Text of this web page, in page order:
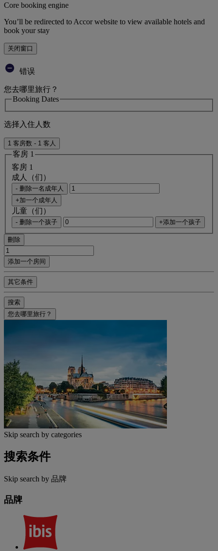
Core booking engine
You’ll be redirected to Accor website to view available hotels and
book your stay
关闭窗口
错误
您去哪里旅行？
Booking Dates
选择入住人数
1 客房数 - 1 客人
客房 1
客房 1
成人（们）
- 删除一名成年人
+加一个成年人
儿童（们）
- 删除一个孩子 +添加一个孩子
刪除
添加一个房间
其它条件
搜索
您去哪里旅行？
Skip search by categories
搜索条件
Skip search by 品牌
品牌